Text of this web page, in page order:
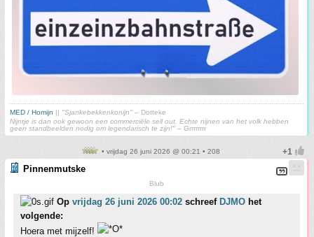
MED / Homijn || "Sjankebekkenkonijn" – Dotteke
Nijntje is dan ook gewoon een commerciële sell out. Echte nijnen van het volk hebben
geen standbeelden nodig om legendarisch te zijn!" – Grrrrrrrr
• vrijdag 26 juni 2026 @ 00:21 • 208
Pinnenmutske
Blub
Op vrijdag 26 juni 2026 00:02 schreef DJMO het
volgende:
Hoera met mijzelf!